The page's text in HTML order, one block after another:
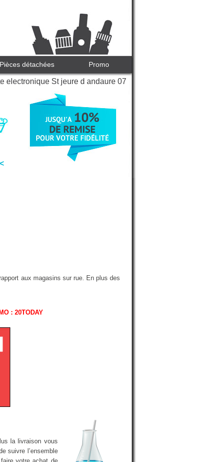
electronique St jeure d andaure 07
Pièces détachées Promo
aux magasins sur rue. En plus des
: 20TODAY
la livraison vous
suivre l’ensemble